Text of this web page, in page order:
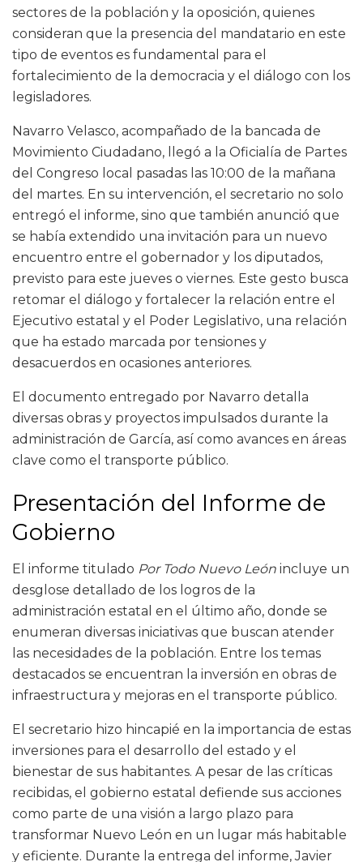
sectores de la población y la oposición, quienes
consideran que la presencia del mandatario en este
tipo de eventos es fundamental para el
fortalecimiento de la democracia y el diálogo con los
legisladores.
Navarro Velasco, acompañado de la bancada de
Movimiento Ciudadano, llegó a la Oficialía de Partes
del Congreso local pasadas las 10:00 de la mañana
del martes. En su intervención, el secretario no solo
entregó el informe, sino que también anunció que
se había extendido una invitación para un nuevo
encuentro entre el gobernador y los diputados,
previsto para este jueves o viernes. Este gesto busca
retomar el diálogo y fortalecer la relación entre el
Ejecutivo estatal y el Poder Legislativo, una relación
que ha estado marcada por tensiones y
desacuerdos en ocasiones anteriores.
El documento entregado por Navarro detalla
diversas obras y proyectos impulsados durante la
administración de García, así como avances en áreas
clave como el transporte público.
Presentación del Informe de
Gobierno
El informe titulado Por Todo Nuevo León incluye un
desglose detallado de los logros de la
administración estatal en el último año, donde se
enumeran diversas iniciativas que buscan atender
las necesidades de la población. Entre los temas
destacados se encuentran la inversión en obras de
infraestructura y mejoras en el transporte público.
El secretario hizo hincapié en la importancia de estas
inversiones para el desarrollo del estado y el
bienestar de sus habitantes. A pesar de las críticas
recibidas, el gobierno estatal defiende sus acciones
como parte de una visión a largo plazo para
transformar Nuevo León en un lugar más habitable
y eficiente. Durante la entrega del informe, Javier